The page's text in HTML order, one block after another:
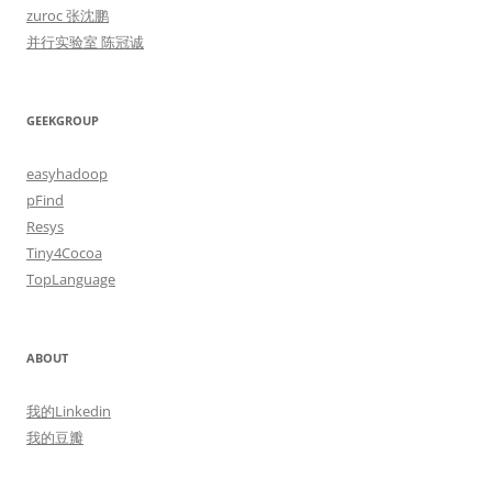
zuroc 张沈鹏
并行实验室 陈冠诚
GEEKGROUP
easyhadoop
pFind
Resys
Tiny4Cocoa
TopLanguage
ABOUT
我的Linkedin
我的豆瓣